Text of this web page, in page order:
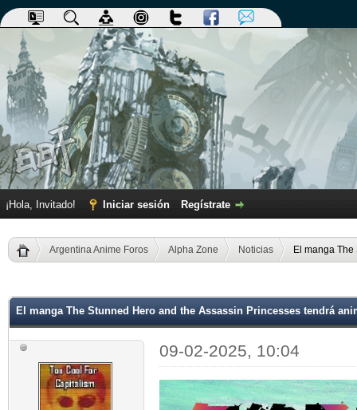
¡Hola, Invitado! Iniciar sesión Regístrate
Argentina Anime Foros Alpha Zone Noticias El manga
El manga The Stunned Hero and the Assassin Princesses tendrá
09-02-2025, 10:04